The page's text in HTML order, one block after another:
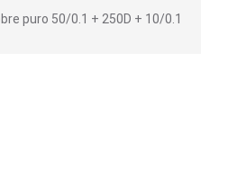
puro 50/0.1 + 250D + 10/0.1